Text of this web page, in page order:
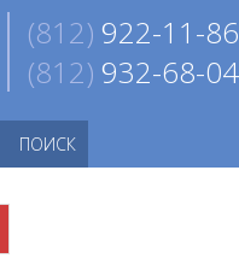
(812) 922-11-86
(812) 932-68-04
ПОИСК